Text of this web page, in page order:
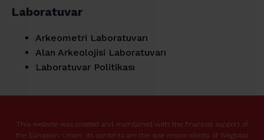
Laboratuvar
Arkeometri Laboratuvarı
Alan Arkeolojisi Laboratuvarı
Laboratuvar Politikası
This website was created and maintained with the financial support of
the European Union. Its contents are the sole responsibility of Weglobal